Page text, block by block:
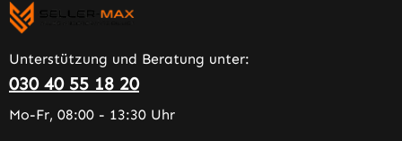
Unterstützung und Beratung unter:
030 40 55 18 20
Mo-Fr, 08:00 - 13:30 Uhr